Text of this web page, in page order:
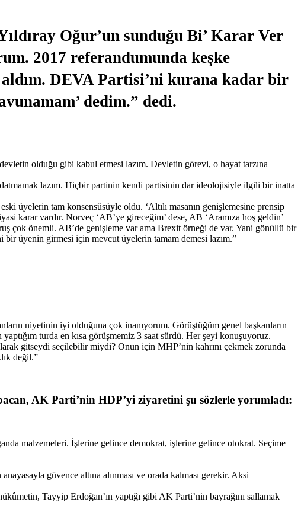
Oğur’un sunduğu Bi’ Karar Ver
2017 referandumunda keşke
aldım. DEVA Partisi’ni kurana kadar bir
dedim.” dedi.
olduğu gibi kabul etmesi lazım. Devletin görevi, o hayat tarzına
lazım. Hiçbir partinin kendi partisinin dar ideolojisiyle ilgili bir inatta
üyelerin tam konsensüsüyle oldu. ‘Altılı masanın genişlemesine prensip
karar vardır. Norveç ‘AB’ye gireceğim’ dese, AB ‘Aramıza hoş geldin’
çok önemli. AB’de genişleme var ama Brexit örneği de var. Yani gönüllü bir
bir üyenin girmesi için mevcut üyelerin tamam demesi lazım.”
niyetinin iyi olduğuna çok inanıyorum. Görüştüğüm genel başkanların
turda en kısa görüşmemiz 3 saat sürdü. Her şeyi konuşuyoruz.
gitseydi seçilebilir miydi? Onun için MHP’nin kahrını çekmek zorunda
değil.”
AK Parti’nin HDP’yi ziyaretini şu sözlerle yorumladı:
malzemeleri. İşlerine gelince demokrat, işlerine gelince otokrat. Seçime
güvence altına alınması ve orada kalması gerekir. Aksi
Tayyip Erdoğan’ın yaptığı gibi AK Parti’nin bayrağını sallamak